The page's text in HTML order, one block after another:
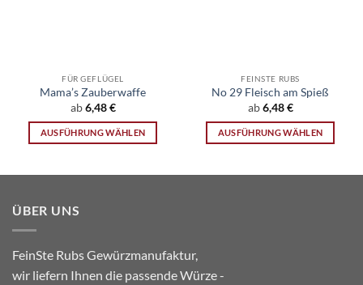
FÜR GEFLÜGEL
Mama’s Zauberwaffe
ab6,48€
AUSFÜHRUNG WÄHLEN
Die
Optionen
FEINSTE RUBS
No 29 Fleisch am Spieß
ab6,48€
AUSFÜHRUNG WÄHLEN
ÜBER UNS
FeinSte Rubs Gewürzmanufaktur,
wir liefern Ihnen die passende Würze -